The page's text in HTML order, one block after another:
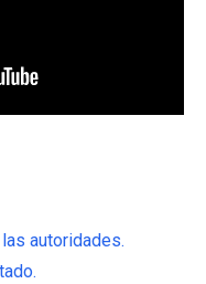
autoridades.